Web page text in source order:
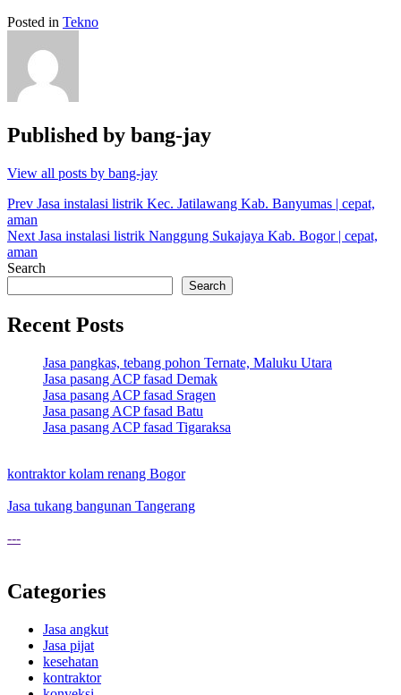
Posted in Tekno
Published by bang-jay
View all posts by bang-jay
Post
navigation
Prev Jasa instalasi listrik Kec. Jatilawang Kab. Banyumas | cepat,
aman
Next Jasa instalasi listrik Nanggung Sukajaya Kab. Bogor | cepat,
aman
Search
Search
Recent Posts
Jasa pangkas, tebang pohon Ternate, Maluku Utara
Jasa pasang ACP fasad Demak
Jasa pasang ACP fasad Sragen
Jasa pasang ACP fasad Batu
Jasa pasang ACP fasad Tigaraksa
kontraktor kolam renang Bogor
Jasa tukang bangunan Tangerang
---
Categories
Jasa angkut
Jasa pijat
kesehatan
kontraktor